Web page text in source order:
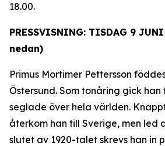
18.00.
PRESSVISNING: TISDAG 9
nedan)
Primus Mortimer Pettersson
Östersund. Som tonåring gick han
seglade över hela världen.
återkom han till Sverige, men led
slutet av 1920-talet skrevs han in